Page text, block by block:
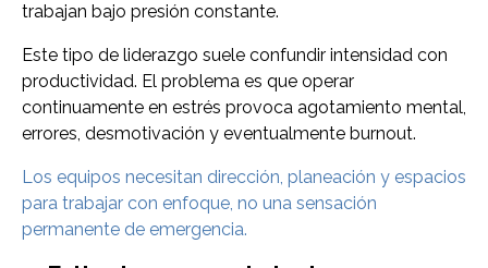
trabajan bajo presión constante.
Este tipo de liderazgo suele confundir intensidad con
productividad. El problema es que operar
continuamente en estrés provoca agotamiento mental,
errores, desmotivación y eventualmente burnout.
Los equipos necesitan dirección, planeación y espacios
para trabajar con enfoque, no una sensación
permanente de emergencia.